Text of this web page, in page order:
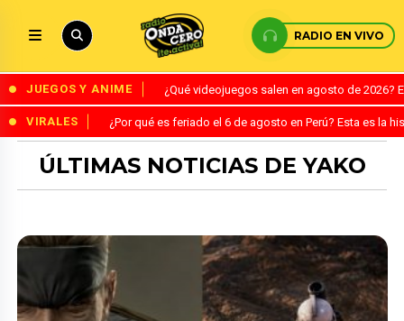
RADIO EN VIVO
JUEGOS Y ANIME ¿Qué videojuegos salen en agosto de
VIRALES ¿Por qué es feriado el 6 de agosto en Perú? Esta es la
ÚLTIMAS NOTICIAS DE YAKO